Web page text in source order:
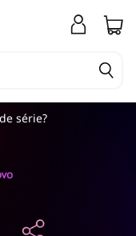
série?